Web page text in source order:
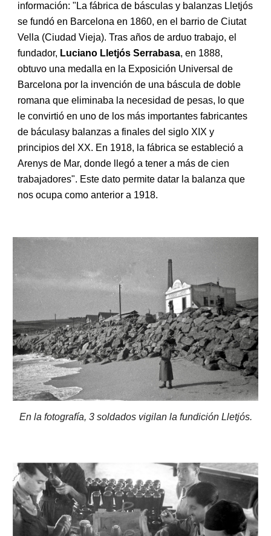
información: "La fábrica de básculas y balanzas Lletjós
se fundó en Barcelona en 1860, en el barrio de Ciutat
Vella (Ciudad Vieja). Tras años de arduo trabajo, el
fundador, Luciano Lletjós Serrabasa, en 1888,
obtuvo una medalla en la Exposición Universal de
Barcelona por la invención de una báscula de doble
romana que eliminaba la necesidad de pesas, lo que
le convirtió en uno de los más importantes fabricantes
de báculasy balanzas a finales del siglo XIX y
principios del XX. En 1918, la fábrica se estableció a
Arenys de Mar, donde llegó a tener a más de cien
trabajadores". Este dato permite datar la balanza que
nos ocupa como anterior a 1918.
En la fotografía, 3 soldados vigilan la fundición Lletjós.